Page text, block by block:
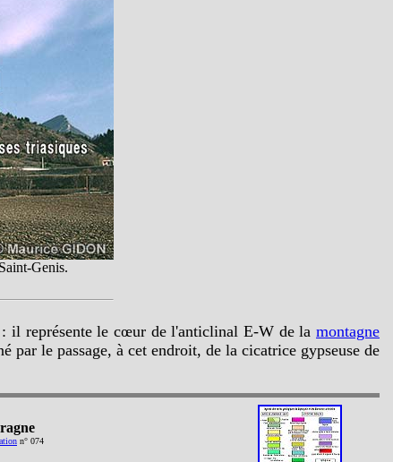
Genis.
: il représente le cœur de l'anticlinal E-W de la montagne
par le passage, à cet endroit, de la cicatrice gypseuse de
n° 074